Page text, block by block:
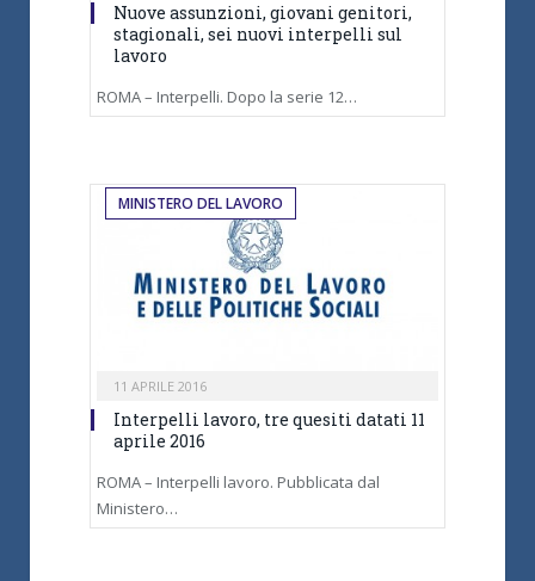
Nuove assunzioni, giovani genitori,
stagionali, sei nuovi interpelli sul
lavoro
ROMA – Interpelli. Dopo la serie 12…
MINISTERO DEL LAVORO
11 APRILE 2016
Interpelli lavoro, tre quesiti datati 11
aprile 2016
ROMA – Interpelli lavoro. Pubblicata dal
Ministero…